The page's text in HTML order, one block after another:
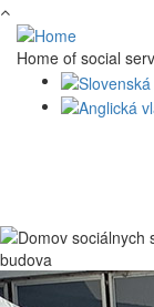
Skip to main content
Home of social